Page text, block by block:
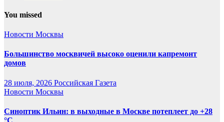
You missed
Новости Москвы
Большинство москвичей высоко оценили капремонт
домов
28 июля, 2026 Российская Газета
Новости Москвы
Синоптик Ильин: в выходные в Москве потеплеет до +28
°C